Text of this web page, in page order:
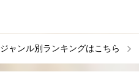
ジャンル別ランキングはこちら